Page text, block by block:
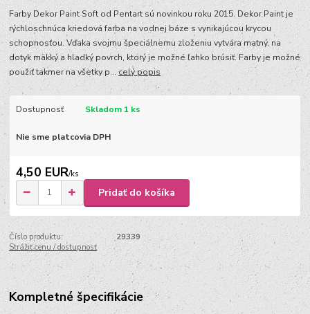
Farby Dekor Paint Soft od Pentart sú novinkou roku 2015. Dekor Paint je
rýchloschnúca kriedová farba na vodnej báze s vynikajúcou krycou
schopnosťou. Vďaka svojmu špeciálnemu zloženiu vytvára matný, na
dotyk mäkký a hladký povrch, ktorý je možné ľahko brúsiť. Farby je možné
použiť takmer na všetky p...celý popis
Dostupnosť Skladom 1 ks
Nie sme platcovia DPH
4,50 EUR/ks
Pridať do košíka
Číslo produktu:
29339
Strážiť cenu / dostupnosť
Kompletné špecifikácie